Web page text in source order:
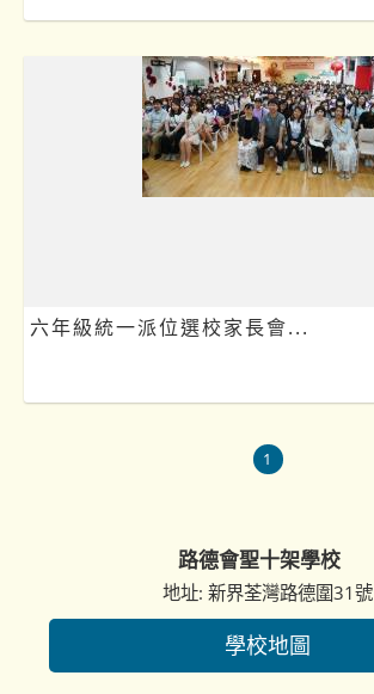
六年級統一派位選校家長會...
1
路德會聖十架學校
地址: 新界荃灣路德圍31號
學校地圖